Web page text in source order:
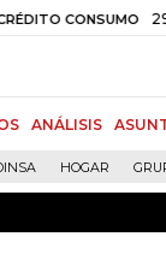
CONSUMO 29,66%
ANÁLISIS
HOGAR